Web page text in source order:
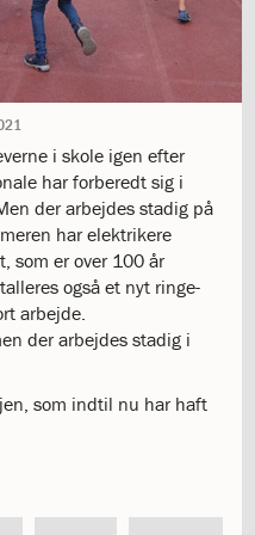
i skole igen efter
har forberedt sig i
der arbejdes stadig på
har elektrikere
som er over 100 år
også et nyt ringe-
arbejde.
der arbejdes stadig i
som indtil nu har haft